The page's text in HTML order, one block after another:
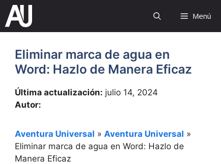
Saltar
contenido
Menú
Eliminar marca de agua en
Word: Hazlo de Manera Eficaz
Última actualización: julio 14, 2024
Autor:
Aventura Universal » Aventura Universal »
Eliminar marca de agua en Word: Hazlo de
Manera Eficaz